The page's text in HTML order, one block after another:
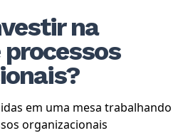
na